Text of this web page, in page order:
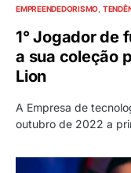
EMPREENDEDORISMO
1° Jogador de
a sua coleção
Lion
A Empresa de
outubro de 2022 a